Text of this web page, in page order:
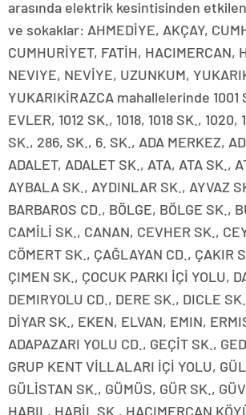
arasında elektrik kesintisinden
ve sokaklar: AHMEDİYE, AKÇAY,
CUMHURİYET, FATİH, HACIMERCAN,
NEVIYE, NEVİYE, UZUNKUM,
YUKARIKİRAZCA mahallelerinde 1001
EVLER, 1012 SK., 1018, 1018 SK., 1020,
SK., 286, SK., 6. SK., ADA MERKEZ,
ADALET, ADALET SK., ATA, ATA SK.,
AYBALA SK., AYDINLAR SK., AYVAZ
BARBAROS CD., BÖLGE, BÖLGE SK.,
CAMİLİ SK., CANAN, CEVHER SK.,
CÖMERT SK., ÇAĞLAYAN CD., ÇAKIR
ÇIMEN SK., ÇOCUK PARKI İÇİ YOLU,
DEMIRYOLU CD., DERE SK., DICLE
DİYAR SK., EKEN, ELVAN, EMIN,
ADAPAZARI YOLU CD., GEÇİT SK.,
GRUP KENT VİLLALARI İÇİ YOLU,
GÜLİSTAN SK., GÜMÜS, GÜR SK.,
HABIL, HABİL SK., HACIMERCAN